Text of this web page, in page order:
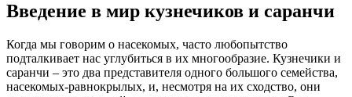
Введение в мир кузнечиков и саранчи
Когда мы говорим о насекомых, часто любопытство
подталкивает нас углубиться в их многообразие. Кузнечики и
саранчи – это два представителя одного большого семейства,
насекомых-равнокрылых, и, несмотря на их сходство, они